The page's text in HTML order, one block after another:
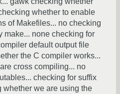
whether to enable
of Makefiles... no checking
make... none checking for
default output file
the C compiler works...
cross compiling... no
checking for suffix
whether we are using the